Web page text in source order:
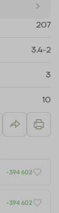
207
3.4-2
3
10
-394 602
-394 602